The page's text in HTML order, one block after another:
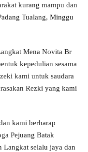
kurang mampu dan
Tualang, Minggu
Mena Novita Br
kepedulian sesama
kami untuk saudara
Rezki yang kami
kami berharap
Pejuang Batak
Langkat selalu jaya dan